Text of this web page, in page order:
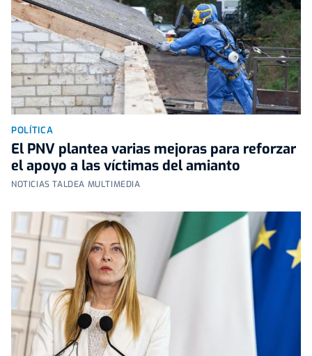
POLÍTICA
El PNV plantea varias mejoras para reforzar
el apoyo a las víctimas del amianto
NOTICIAS TALDEA MULTIMEDIA